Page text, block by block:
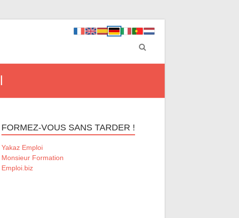
FORMEZ-VOUS SANS TARDER !
Yakaz Emploi
Monsieur Formation
Emploi.biz